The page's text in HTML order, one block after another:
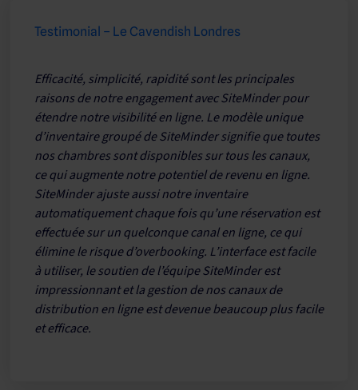
Testimonial – Le Cavendish Londres
Efficacité, simplicité, rapidité sont les principales
raisons de notre engagement avec SiteMinder pour
étendre notre visibilité en ligne. Le modèle unique
d’inventaire groupé de SiteMinder signifie que toutes
nos chambres sont disponibles sur tous les canaux,
ce qui augmente notre potentiel de revenu en ligne.
SiteMinder ajuste aussi notre inventaire
automatiquement chaque fois qu’une réservation est
effectuée sur un quelconque canal en ligne, ce qui
élimine le risque d’overbooking. L’interface est facile
à utiliser, le soutien de l’équipe SiteMinder est
impressionnant et la gestion de nos canaux de
distribution en ligne est devenue beaucoup plus facile
et efficace.